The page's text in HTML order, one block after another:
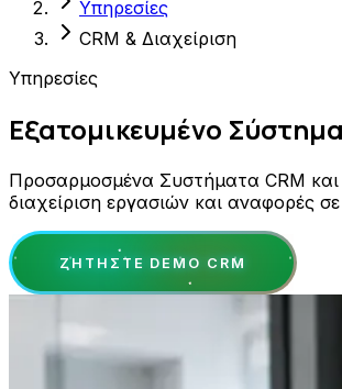
Υπηρεσίες
CRM & Διαχείριση
Υπηρεσίες
Εξατομικευμένο
Προσαρμοσμένα Συστήματα CRM και
διαχείριση εργασιών και αναφορές
ΖΗΤΉΣΤΕ DEMO CRM